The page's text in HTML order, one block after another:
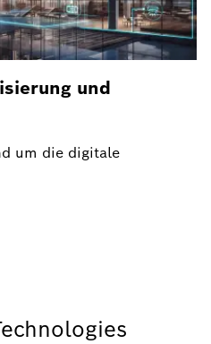
und
um die digitale